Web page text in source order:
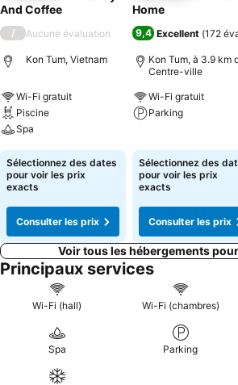
And Coffee
/ Aucune évaluation
Kon Tum, Vietnam
Wi-Fi gratuit
Piscine
Spa
Consulter les prix
Sélectionnez des dates
pour voir les prix
exacts
Consulter les prix
Home
9,4 Excellent (172
Kon Tum, à 3.9 km
Centre-ville
Wi-Fi gratuit
Parking
Sélectionnez des
pour voir les prix
exacts
Consulter les prix
Voir tous les hébergements
Principaux services
Wi-Fi (hall) Wi-Fi (chambres)
Spa Parking